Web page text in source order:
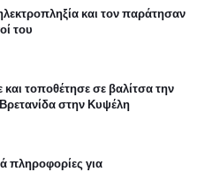
και τον παράτησαν
του
τοποθέτησε σε βαλίτσα την
στην Κυψέλη
πληροφορίες για